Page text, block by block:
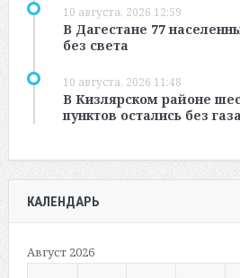
10 августа, 2026 12:59
В Дагестане 77
без света
10 августа, 2026 11:48
В Кизлярском районе
пунктов остались без газа
КАЛЕНДАРЬ
Август 2026